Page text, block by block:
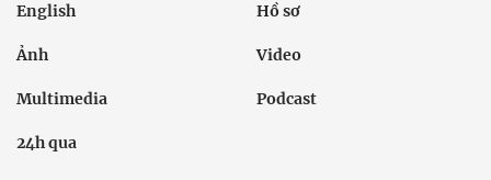
English Hồ sơ
Ảnh Video
Multimedia Podcast
24h qua